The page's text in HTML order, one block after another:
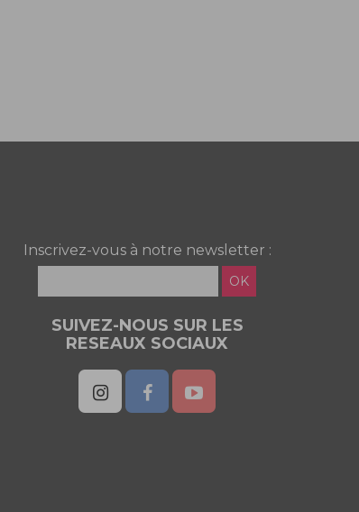
Inscrivez-vous à notre newsletter :
OK
SUIVEZ-NOUS SUR LES
RESEAUX SOCIAUX